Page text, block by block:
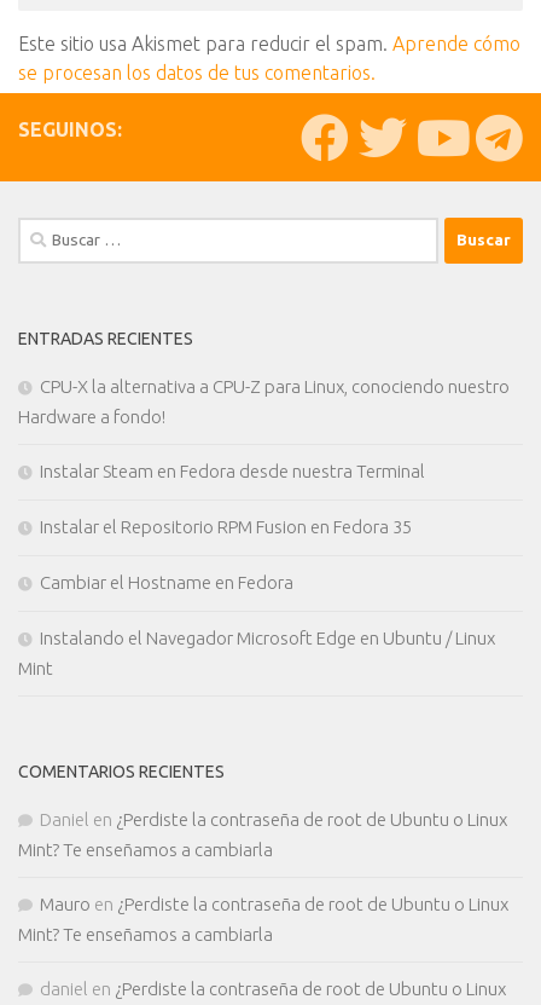
Este sitio usa Akismet para reducir el spam. Aprende cómo
se procesan los datos de tus comentarios.
SEGUINOS:
Buscar:
ENTRADAS RECIENTES
CPU-X la alternativa a CPU-Z para Linux, conociendo nuestro
Hardware a fondo!
Instalar Steam en Fedora desde nuestra Terminal
Instalar el Repositorio RPM Fusion en Fedora 35
Cambiar el Hostname en Fedora
Instalando el Navegador Microsoft Edge en Ubuntu / Linux
Mint
COMENTARIOS RECIENTES
Daniel en ¿Perdiste la contraseña de root de Ubuntu o Linux
Mint? Te enseñamos a cambiarla
Mauro en ¿Perdiste la contraseña de root de Ubuntu o Linux
Mint? Te enseñamos a cambiarla
daniel en ¿Perdiste la contraseña de root de Ubuntu o Linux